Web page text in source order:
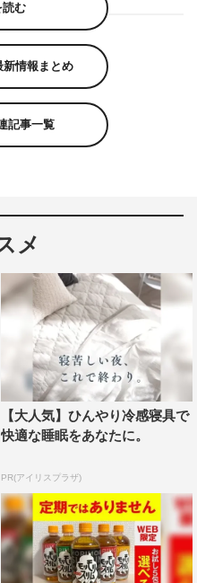
読む
新情報まとめ
記事一覧
メ
【大人気】ひんやり冷感寝具で
快適な睡眠をあなたに。
PR(アイリスプラザ)